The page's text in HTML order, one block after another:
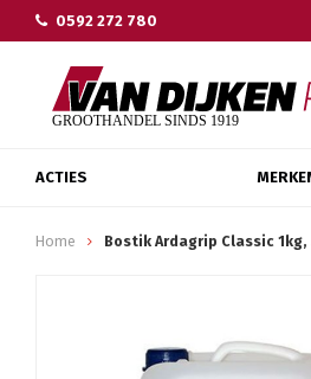
0592 272 780
ACTIES
Home Bostik Ardagrip Classic